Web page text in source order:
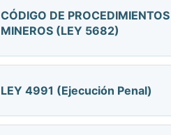
CÓDIGO DE PROCEDIMIENTOS
MINEROS (LEY 5682)
LEY 4991 (Ejecución Penal)